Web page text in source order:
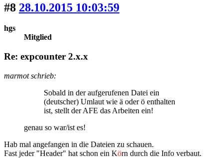
#8 28.10.2015 10:03:59
hgs
Mitglied
Re: expcounter 2.x.x
marmot schrieb:
Sobald in der aufgerufenen Datei ein
(deutscher) Umlaut wie ä oder ö enthalten
ist, stellt der AFE das Arbeiten ein!
genau so war/ist es!
Hab mal angefangen in die Dateien zu schauen.
Fast jeder "Header" hat schon ein Körn durch die Info verbaut.